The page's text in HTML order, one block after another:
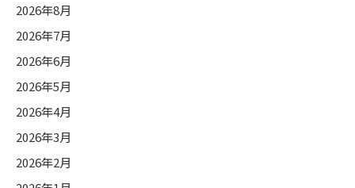
テ
ゴ
リ
ー
2026年8月
2026年7月
2026年6月
2026年5月
2026年4月
2026年3月
2026年2月